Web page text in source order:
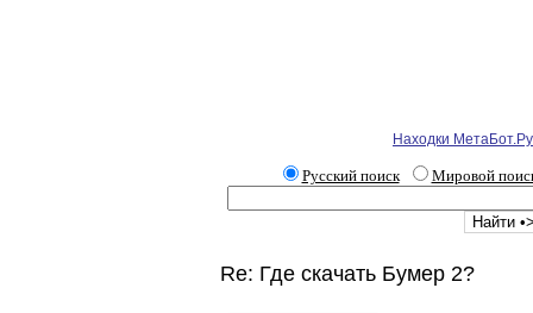
Находки МетаБот.Ру
Русский поиск Мировой
Re: Где скачать Бумер 2?